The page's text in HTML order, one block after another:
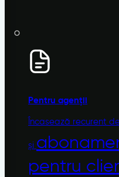
Pentru agenții
Încasează recurent
și
pentru